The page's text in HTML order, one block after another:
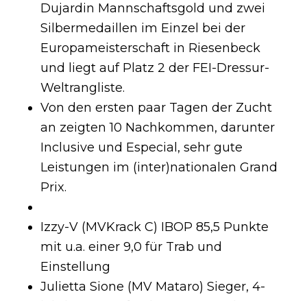
Dujardin Mannschaftsgold und zwei
Silbermedaillen im Einzel bei der
Europameisterschaft in Riesenbeck
und liegt auf Platz 2 der FEI-Dressur-
Weltrangliste.
Von den ersten paar Tagen der Zucht
an zeigten 10 Nachkommen, darunter
Inclusive und Especial, sehr gute
Leistungen im (inter)nationalen Grand
Prix.
Izzy-V (MVKrack C) IBOP 85,5 Punkte
mit u.a. einer 9,0 für Trab und
Einstellung
Julietta Sione (MV Mataro) Sieger, 4-